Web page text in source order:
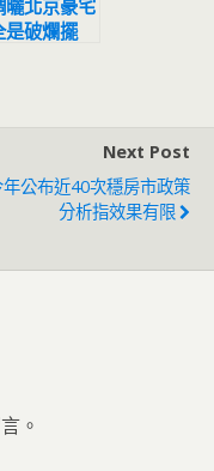
北京豪宅
是破爛擺
Next Post
年公布近40次穩房市政策
分析指效果有限
。